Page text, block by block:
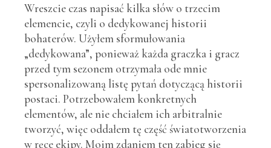
Wreszcie czas napisać kilka słów o trzecim
elemencie, czyli o dedykowanej historii
bohaterów. Użyłem sformułowania
„dedykowana”, ponieważ każda graczka i gracz
przed tym sezonem otrzymała ode mnie
spersonalizowaną listę pytań dotyczącą historii
postaci. Potrzebowałem konkretnych
elementów, ale nie chciałem ich arbitralnie
tworzyć, więc oddałem tę część światotworzenia
w ręce ekipy. Moim zdaniem ten zabieg się